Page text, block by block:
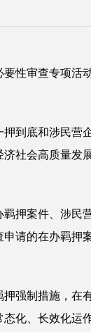
性审查专项活
到底和涉民
社会高质量
押案件、涉
请的在办羁押案
强制措施，
化、长效化运作